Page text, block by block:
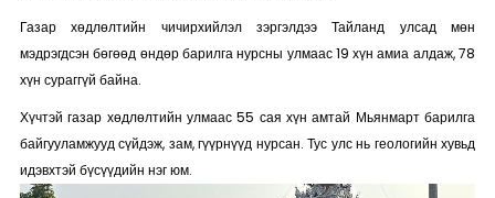
Газар хөдлөлтийн чичирхийлэл зэргэлдээ Тайланд улсад мөн
мэдрэгдсэн бөгөөд өндөр барилга нурсны улмаас 19 хүн амиа алдаж, 78
хүн сураггүй байна.
Хүчтэй газар хөдлөлтийн улмаас 55 сая хүн амтай Мьянмарт барилга
байгууламжууд сүйдэж, зам, гүүрнүүд нурсан. Тус улс нь геологийн хувьд
идэвхтэй бүсүүдийн нэг юм.